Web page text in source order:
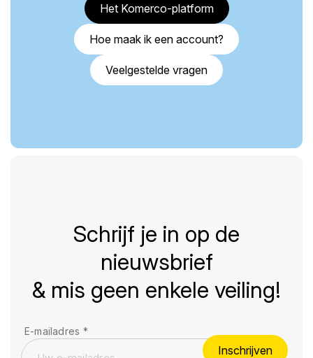
Het Komerco-platform
Hoe maak ik een account?
Veelgestelde vragen
Schrijf je in op de
nieuwsbrief
& mis geen enkele veiling!
E-mailadres *
Inschrijven